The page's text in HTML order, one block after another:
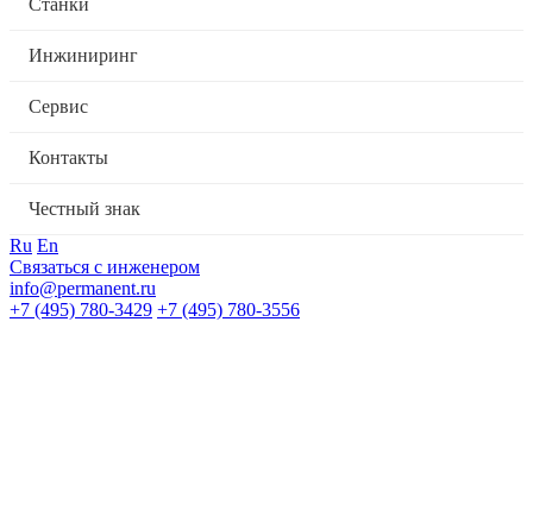
Станки
Инжиниринг
Сервис
Контакты
Честный знак
Ru En
Связаться с инженером
info@permanent.ru
+7 (495) 780-3429 +7 (495) 780-3556